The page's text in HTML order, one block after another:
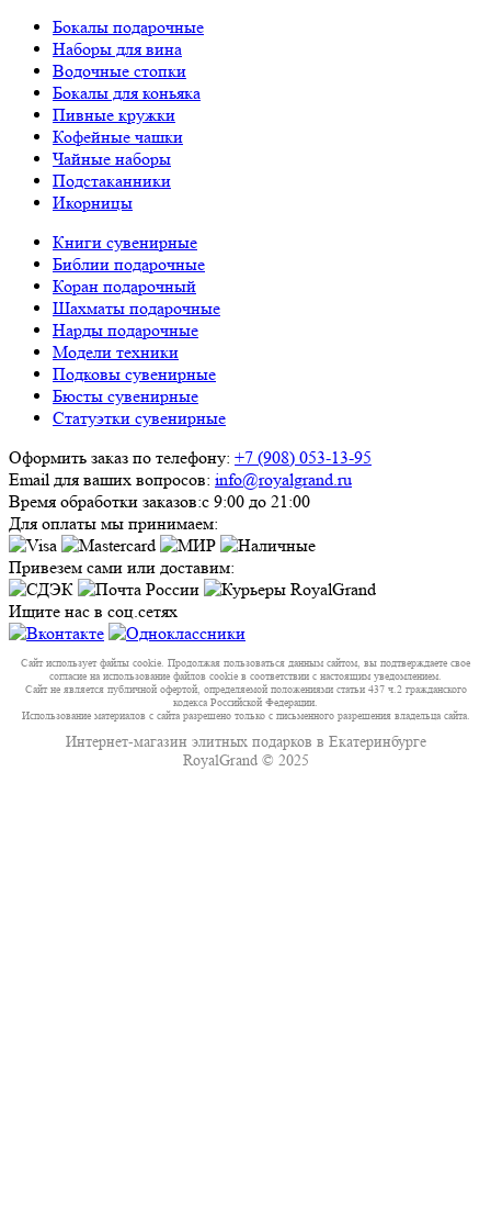
Бокалы подарочные
Наборы для вина
Водочные стопки
Бокалы для коньяка
Пивные кружки
Кофейные чашки
Чайные наборы
Подстаканники
Икорницы
Книги сувенирные
Библии подарочные
Коран подарочный
Шахматы подарочные
Нарды подарочные
Модели техники
Подковы сувенирные
Бюсты сувенирные
Статуэтки сувенирные
Оформить заказ по телефону: +7 (908) 053-13-95
Email для ваших вопросов: info@royalgrand.ru
Время обработки заказов:с 9:00 до 21:00
Для оплаты мы принимаем:
Привезем сами или доставим:
Ищите нас в соц.сетях
Сайт использует файлы cookie. Продолжая пользоваться данным сайтом, вы подтверждаете свое
согласие на использование файлов cookie в соответствии с настоящим уведомлением.
Сайт не является публичной офертой, определяемой положениями статьи 437 ч.2 гражданского
кодекса Российской Федерации.
Использование материалов с сайта разрешено только с письменного разрешения владельца сайта.
Интернет-магазин элитных подарков в Екатеринбурге
RoyalGrand © 2025